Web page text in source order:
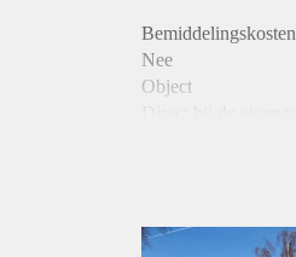
Bemiddelingskosten
Nee
Object
Huurtoeslag